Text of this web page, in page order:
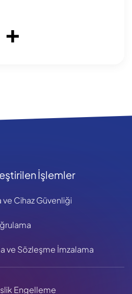
İşlemler
Cihaz Güvenliği
ve Sözleşme İmzalama
Engelleme